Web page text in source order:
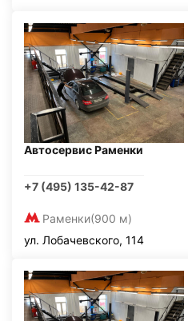
Автосервис Раменки
+7 (495) 135-42-87
Раменки(900 м)
ул. Лобачевского, 114